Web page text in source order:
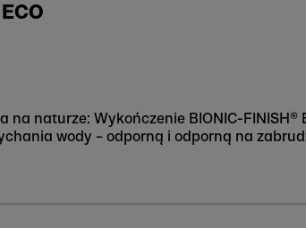
na naturze: Wykończenie BIONIC-
wody – odporną i odporną na